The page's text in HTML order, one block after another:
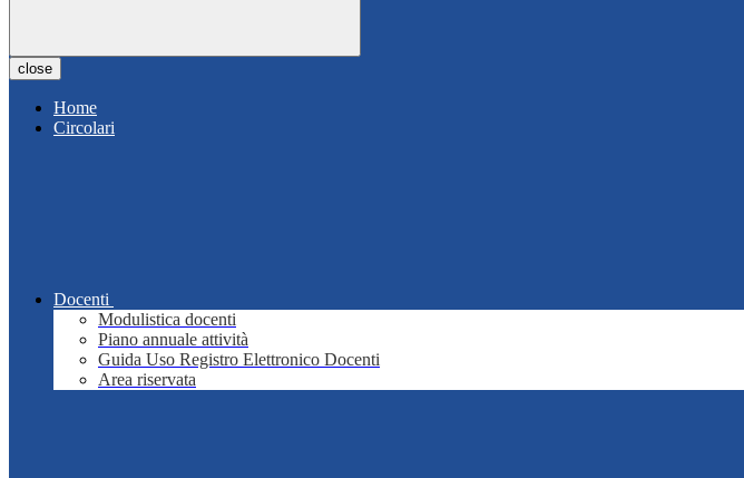
close
Home
Circolari
Docenti
Modulistica docenti
Piano annuale attività
Guida Uso Registro Elettronico Docenti
Area riservata